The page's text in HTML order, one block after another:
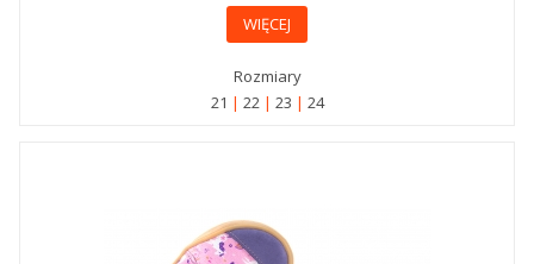
WIĘCEJ
Rozmiary
21
22 23 24